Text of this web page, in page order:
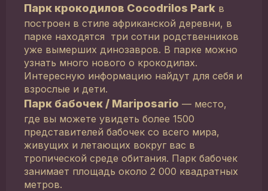
Парк крокодилов Cocodrilos Park в
построен в стиле африканской деревни, в
парке находятся три сотни родственников
уже вымерших динозавров. В парке можно
узнать много нового о крокодилах.
Интересную информацию найдут для себя и
взрослые и дети.
Парк бабочек / Mariposario — место,
где вы можете увидеть более 1500
представителей бабочек со всего мира,
живущих и летающих вокруг вас в
тропической среде обитания. Парк бабочек
занимает площадь около 2 000 квадратных
метров.